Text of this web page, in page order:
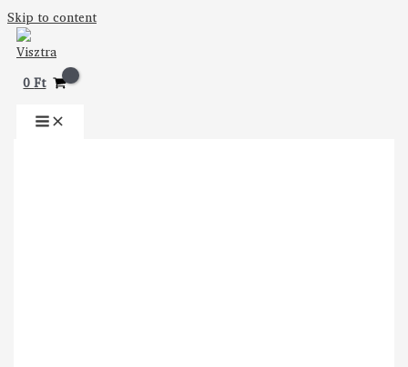
Skip to content
0Ft